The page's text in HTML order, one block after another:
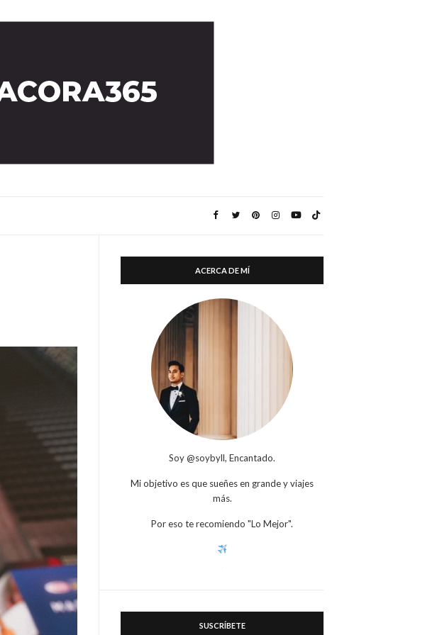
ACERCA DE MÍ
Soy @soybyll, Encantado.
Mi objetivo es que sueñes en grande y viajes
más.
Por eso te recomiendo "Lo Mejor".
SUSCRÍBETE